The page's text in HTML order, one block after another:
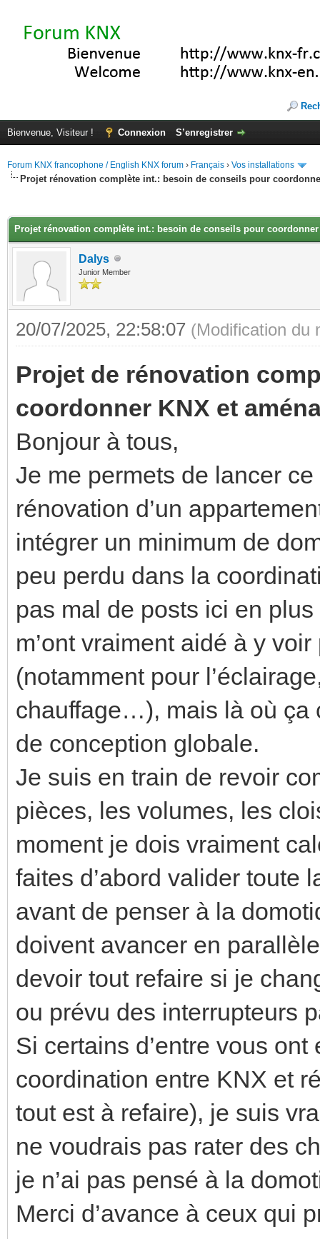
Bienvenue, Visiteur ! Connexion S’enregistrer
Forum KNX francophone / English KNX forum › Français › Vos installations
Projet rénovation complète int.: besoin de conseils pour
Projet rénovation complète int.: besoin de conseils pour coordonner
Dalys
Junior Member
20/07/2025, 22:58:07 (Modification du
Projet de rénovation
coordonner KNX et
Bonjour à tous,
Je me permets de lancer
rénovation d’un
intégrer un minimum de
peu perdu dans la
pas mal de posts ici en
m’ont vraiment aidé à y
(notamment pour
chauffage…), mais là où ça
de conception globale.
Je suis en train de revoir
pièces, les volumes, les
moment je dois vraiment
faites d’abord valider toute
avant de penser à la
doivent avancer en
devoir tout refaire si je
ou prévu des interrupteurs
Si certains d’entre vous
coordination entre KNX et
tout est à refaire), je suis
ne voudrais pas rater des
je n’ai pas pensé à la
Merci d’avance à ceux qui